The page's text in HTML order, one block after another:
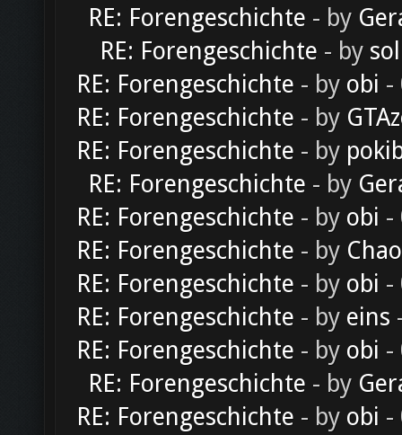
RE: Forengeschichte - by
RE: Forengeschichte - by
RE: Forengeschichte - by obi -
RE: Forengeschichte - by
RE: Forengeschichte - by
RE: Forengeschichte - by
RE: Forengeschichte - by obi -
RE: Forengeschichte - by
RE: Forengeschichte - by obi -
RE: Forengeschichte - by eins
RE: Forengeschichte - by obi -
RE: Forengeschichte - by
RE: Forengeschichte - by obi -